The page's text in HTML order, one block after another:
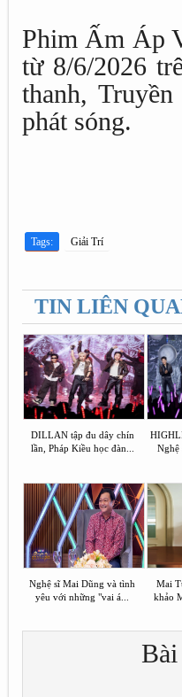
Phim Ấm Áp
từ 8/6/2026
thanh,
phát sóng.
Tags: Giải Trí
TIN LIÊN
DILLAN tập đu dây chín
lần, Pháp Kiều học đàn...
Nghệ
Nghệ sĩ Mai Dũng và tình
yêu với những "vai á...
Mai
khảo